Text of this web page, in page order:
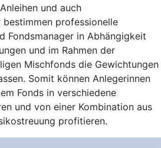
und auch
professionelle
Fondsmanager in Abhängigkeit
und im Rahmen der
Mischfonds die Gewichtungen
Somit können Anlegerinnen
Fonds in verschiedene
und von einer Kombination aus
profitieren.